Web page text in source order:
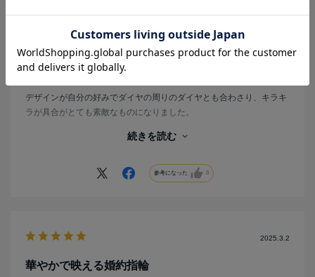
デザインが自分の好みでダイヤの周りのダイヤとも合わさり、キラキ
ラが具合がとても素敵なものになりました。
があり、イエベな私には指輪をゴールドにした事で指馴染みもとても
キラキラが好きな人にはおすすめです。
続きを読む
参考になった 0
2025.3.2
華やかで映える婚約指輪